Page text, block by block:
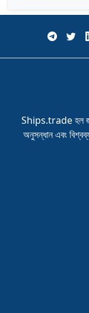
Ships.trade হল
অনুসন্ধান এবং